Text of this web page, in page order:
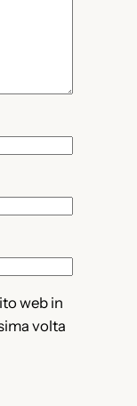
web in
volta